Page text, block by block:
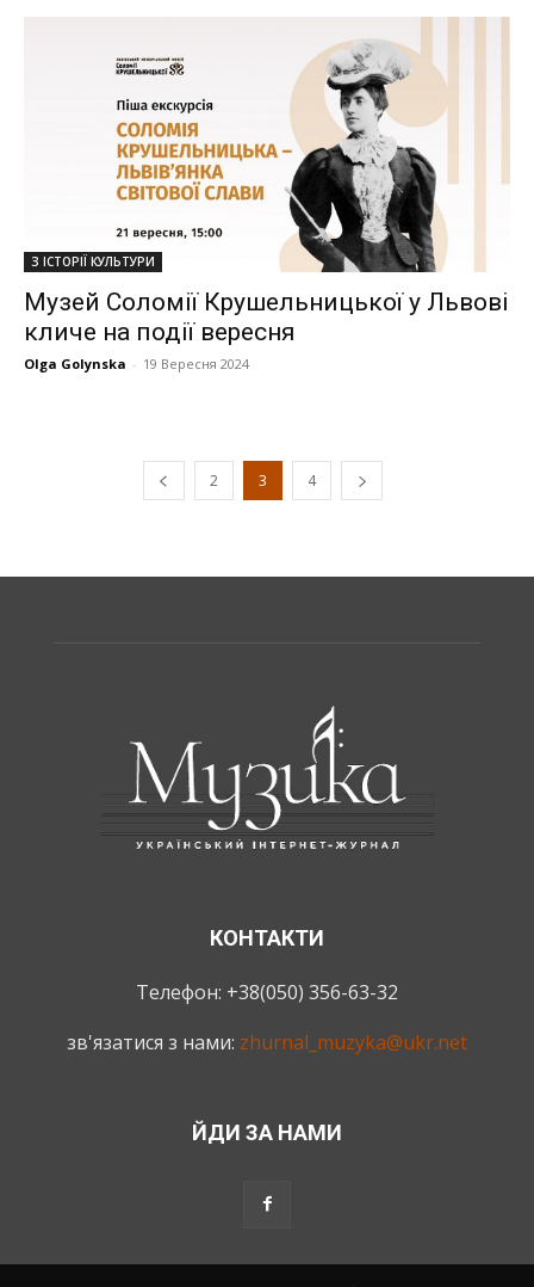
З ІСТОРІЇ КУЛЬТУРИ
Музей Соломії Крушельницької у Львові
кличе на події вересня
Olga Golynska - 19 Вересня 2024
2 3 4
КОНТАКТИ
Телефон: +38(050) 356-63-32
зв'язатися з нами: zhurnal_muzyka@ukr.net
ЙДИ ЗА НАМИ